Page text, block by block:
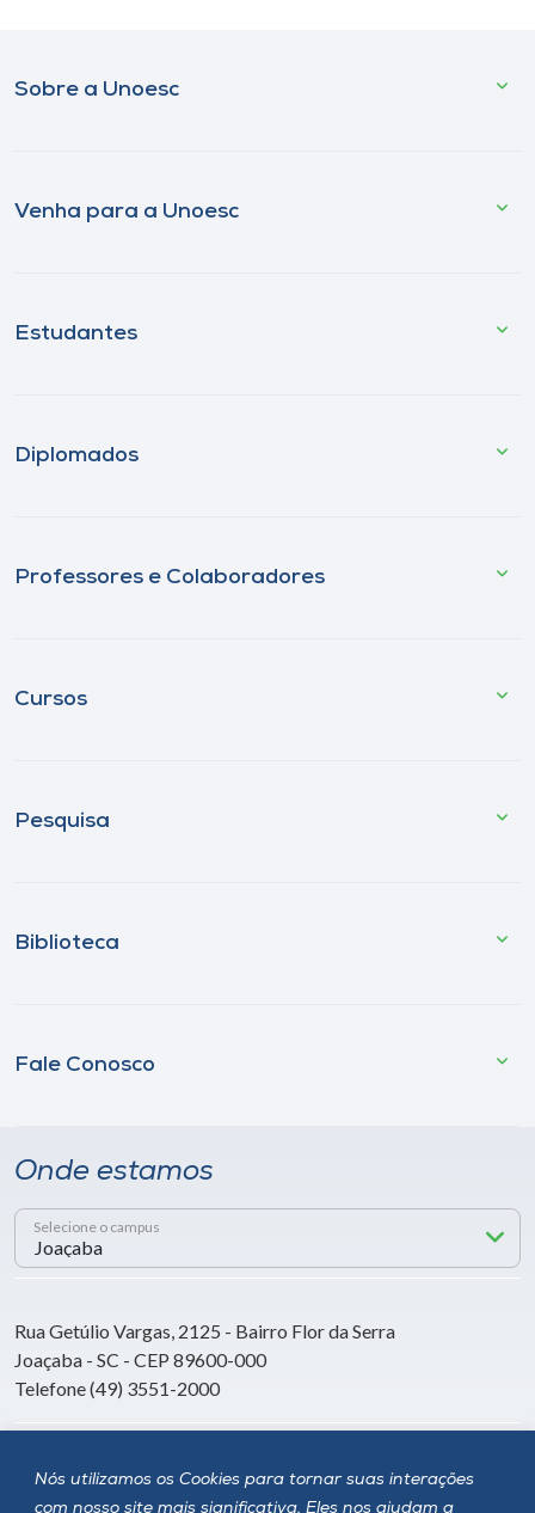
Nós utilizamos os Cookies para tornar suas interações
com nosso site mais significativa. Eles nos ajudam a
Sobre a Unoesc
Venha para a Unoesc
Estudantes
Diplomados
Professores e Colaboradores
Cursos
Pesquisa
Biblioteca
Fale Conosco
Onde estamos
Selecione o campus
Rua Getúlio Vargas, 2125 - Bairro Flor da Serra
Joaçaba - SC - CEP 89600-000
Telefone (49) 3551-2000
Siga a Unoesc